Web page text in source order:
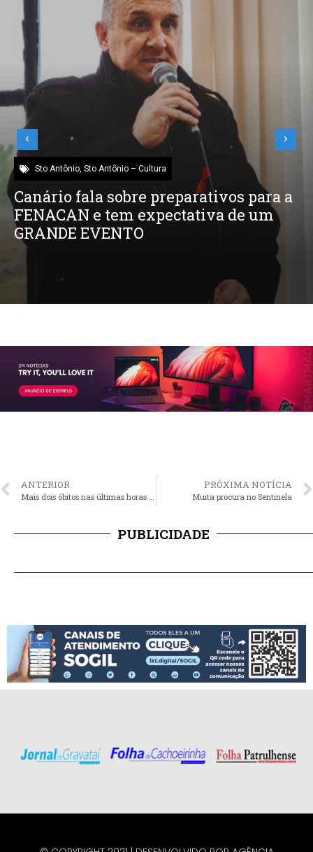
Sto Antônio, Sto Antônio – Cultura
Canário fala sobre preparativos para a
FENACAN e tem expectativa de um
GRANDE EVENTO
ANTERIOR PRÓXIMA NOTÍCIA
Muita procura no Sentinela
PUBLICIDADE